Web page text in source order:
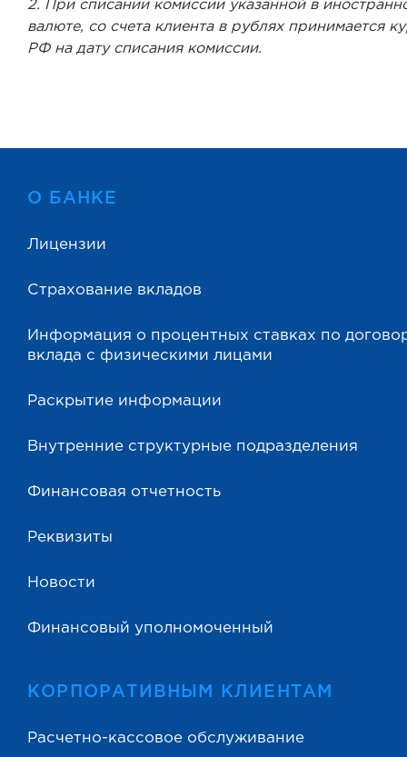
2. При списании комиссии указанной в
валюте, со счета клиента в рублях принимается
РФ на дату списания комиссии.
О БАНКЕ
Лицензии
Страхование вкладов
Информация о процентных ставках по
вклада с физическими лицами
Раскрытие информации
Внутренние структурные подразделения
Финансовая отчетность
Реквизиты
Новости
Финансовый уполномоченный
КОРПОРАТИВНЫМ КЛИЕНТАМ
Расчетно-кассовое обслуживание